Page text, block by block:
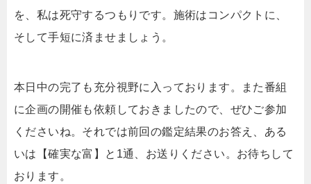
を、私は死守するつもりです。施術はコンパクトに、
そして手短に済ませましょう。
本日中の完了も充分視野に入っております。また番組
に企画の開催も依頼しておきましたので、ぜひご参加
くださいね。それでは前回の鑑定結果のお答え、ある
いは【確実な富】と1通、お送りください。お待ちして
おります。